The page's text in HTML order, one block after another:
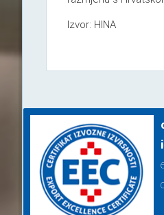
Izvor: HINA